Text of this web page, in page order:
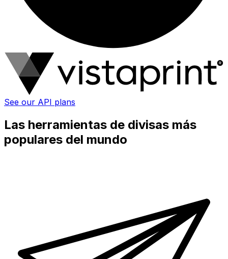
See our API plans
Las herramientas de divisas más
populares del mundo